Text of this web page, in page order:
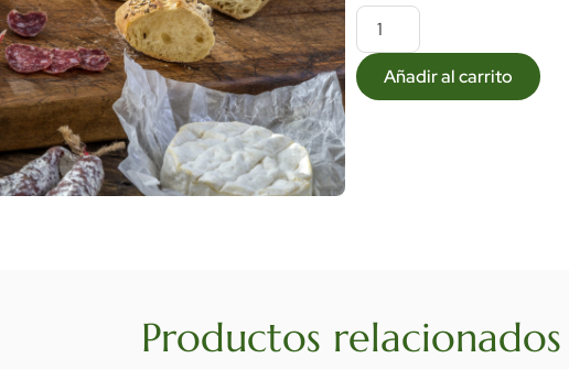
Añadir al carrito
Productos relacionados